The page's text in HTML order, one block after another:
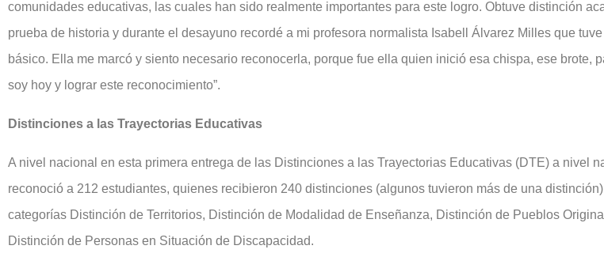
comunidades educativas, las cuales han sido realmente importantes para este logro. Obtuve distinción
prueba de historia y durante el desayuno recordé a mi profesora normalista Isabell Álvarez Milles que tuve
básico. Ella me marcó y siento necesario reconocerla, porque fue ella quien inició esa chispa, ese brote,
soy hoy y lograr este reconocimiento”.
Distinciones a las Trayectorias Educativas
A nivel nacional en esta primera entrega de las Distinciones a las Trayectorias Educativas (DTE) a nivel
reconoció a 212 estudiantes, quienes recibieron 240 distinciones (algunos tuvieron más de una
categorías Distinción de Territorios, Distinción de Modalidad de Enseñanza, Distinción de Pueblos
Distinción de Personas en Situación de Discapacidad.